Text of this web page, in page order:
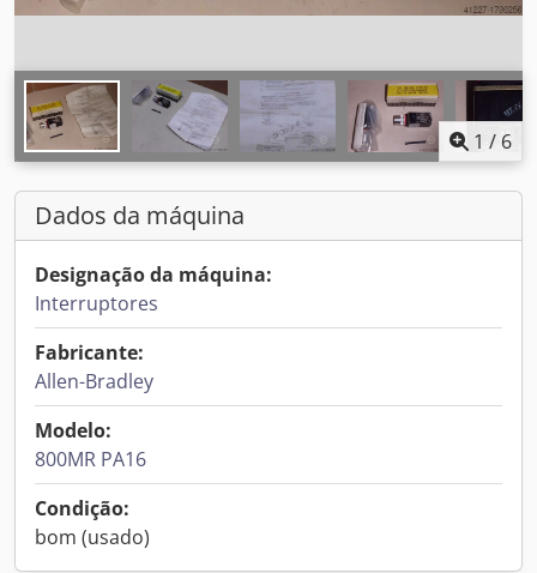
1 / 6
Dados da máquina
Designação da máquina:
Interruptores
Fabricante:
Allen-Bradley
Modelo:
800MR PA16
Condição:
bom (usado)